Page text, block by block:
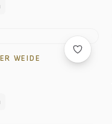
WEIDE